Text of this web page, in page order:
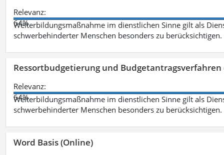
Relevanz:
64%
Weiterbildungsmaßnahme im dienstlichen Sinne gilt als
schwerbehinderter Menschen besonders zu berücksichtigen.
Ressortbudgetierung und Budgetantragsverfahren
Relevanz:
64%
Weiterbildungsmaßnahme im dienstlichen Sinne gilt als
schwerbehinderter Menschen besonders zu berücksichtigen.
Word Basis (Online)